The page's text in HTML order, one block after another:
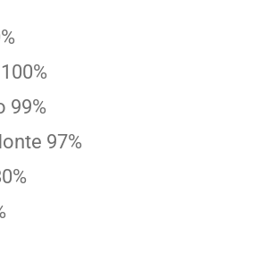
99%
97%